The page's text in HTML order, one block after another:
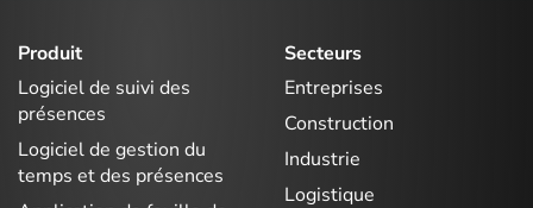
Produit
Logiciel de suivi des
présences
Logiciel de gestion du
temps et des présences
Secteurs
Entreprises
Construction
Industrie
Logistique